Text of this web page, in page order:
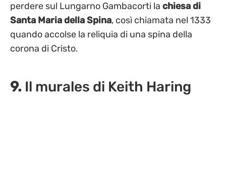
perdere sul Lungarno Gambacorti la chiesa di
Santa Maria della Spina, così chiamata nel 1333
quando accolse la reliquia di una spina della
corona di Cristo.
9. Il murales di Keith Haring